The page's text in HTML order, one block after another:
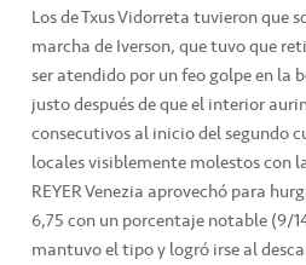
Los de Txus Vidorreta tuvieron que
marcha de Iverson, que tuvo que
ser atendido por un feo golpe en la
justo después de que el interior
consecutivos al inicio del segundo
locales visiblemente molestos con
REYER Venezia aprovechó para
6,75 con un porcentaje notable (9/
mantuvo el tipo y logró irse al